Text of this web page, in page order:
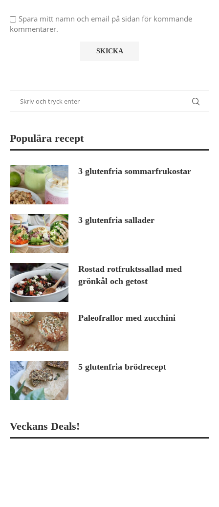
Spara mitt namn och email på sidan för kommande
kommentarer.
Populära recept
3 glutenfria sommarfrukostar
3 glutenfria sallader
Rostad rotfruktssallad med
grönkål och getost
Paleofrallor med zucchini
5 glutenfria brödrecept
Veckans Deals!